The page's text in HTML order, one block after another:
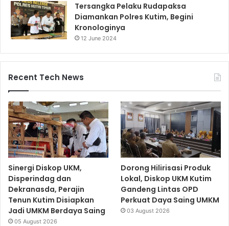
Tersangka Pelaku Rudapaksa
Diamankan Polres Kutim, Begini
Kronologinya
12 June 2024
Recent Tech News
Sinergi Diskop UKM,
Disperindag dan
Dekranasda, Perajin
Tenun Kutim Disiapkan
Jadi UMKM Berdaya Saing
05 August 2026
Dorong Hilirisasi Produk
Lokal, Diskop UKM Kutim
Gandeng Lintas OPD
Perkuat Daya Saing UMKM
03 August 2026